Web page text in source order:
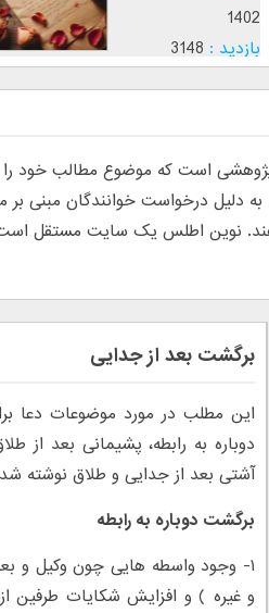
بازدید :
است که موضوع مطالب خود را
اطلس یک سایت مستقل است و
برگشت بعد از جدایی
این مطلب در مورد موضوعات دعا
دوباره به رابطه، پشیمانی بعد از
آشتی بعد از جدایی و طلاق نوشته
برگشت دوباره به رابطه
۱- وجود واسطه هایی چون وکیل و
و غیره ) و افزایش شکایات طرفین